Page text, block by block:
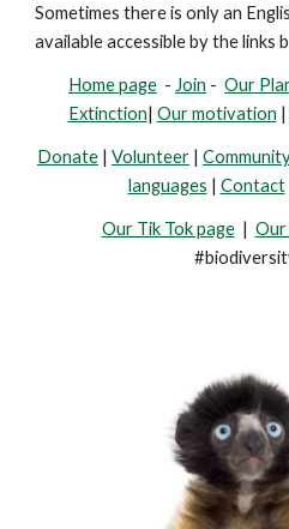
Sometimes there is only an
available accessible by the links
Home page - Join - Our
Extinction| Our motivation |
Donate | Volunteer |
languages | Contact
Our Tik Tok page| Our